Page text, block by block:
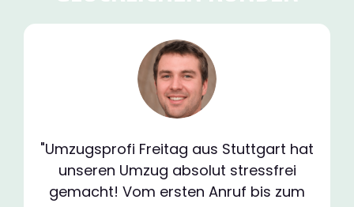
"Umzugsprofi Freitag aus Stuttgart hat
unseren Umzug absolut stressfrei
gemacht! Vom ersten Anruf bis zum